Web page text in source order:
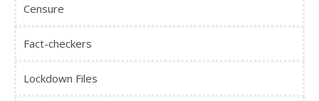
Censure
Fact-checkers
Lockdown Files